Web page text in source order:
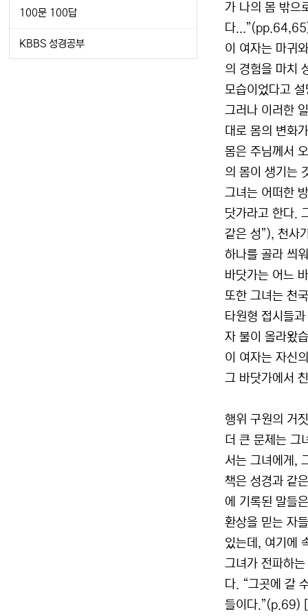
가 나의 몸 밖으
다
이 여자는 마귀
의 경험을 마치
모습이었다고
그러나 이러한
대로 몸의 변화
몸은 주님께서
의 몸이 생기는
그녀는 어떠한
닷가라고 한다.
같은 성”), 천사
하나를 골라 씌
바닷가는 어느
또한 그녀는 천
타원형 접시들
자 불이 올라왔
이 여자는 자신
그 바닷가에서
행위 구원의 거
더 큰 문제는 그
서는 그녀에게,
책은 성경과 같
에 기록된 말들
환상을 믿는 자
있는데, 여기에
그녀가 전파하
다. “그곳에 갈
들이다.”(p.69) [
100문 100답
KBBS 성경공부